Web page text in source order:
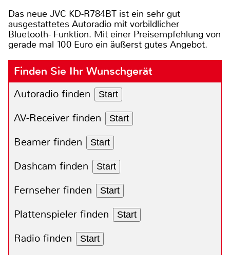
Das neue JVC KD-R784BT ist ein sehr gut
ausgestattetes Autoradio mit vorbildlicher
Bluetooth- Funktion. Mit einer Preisempfehlung von
gerade mal 100 Euro ein äußerst gutes Angebot.
Finden Sie Ihr Wunschgerät
Autoradio finden Start
AV-Receiver finden Start
Beamer finden Start
Dashcam finden Start
Fernseher finden Start
Plattenspieler finden Start
Radio finden Start